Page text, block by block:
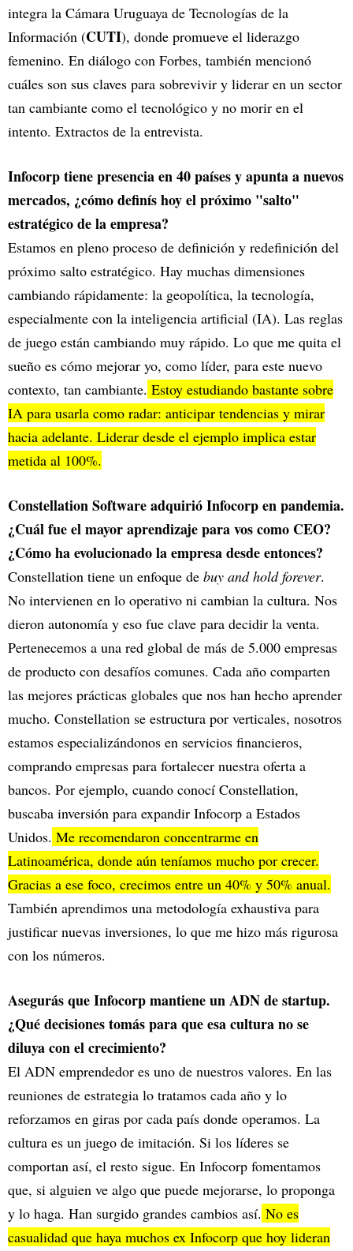
integra la Cámara Uruguaya de Tecnologías de la
Información (CUTI), donde promueve el liderazgo
femenino. En diálogo con Forbes, también mencionó
cuáles son sus claves para sobrevivir y liderar en un sector
tan cambiante como el tecnológico y no morir en el
intento. Extractos de la entrevista.
Infocorp tiene presencia en 40 países y apunta a nuevos
mercados, ¿cómo definís hoy el próximo "salto"
estratégico de la empresa?
Estamos en pleno proceso de definición y redefinición del
próximo salto estratégico. Hay muchas dimensiones
cambiando rápidamente: la geopolítica, la tecnología,
especialmente con la inteligencia artificial (IA). Las reglas
de juego están cambiando muy rápido. Lo que me quita el
sueño es cómo mejorar yo, como líder, para este nuevo
contexto, tan cambiante. Estoy estudiando bastante sobre
IA para usarla como radar: anticipar tendencias y mirar
hacia adelante. Liderar desde el ejemplo implica estar
metida al 100%.
Constellation Software adquirió Infocorp en pandemia.
¿Cuál fue el mayor aprendizaje para vos como CEO?
¿Cómo ha evolucionado la empresa desde entonces?
Constellation tiene un enfoque de buy and hold forever.
No intervienen en lo operativo ni cambian la cultura. Nos
dieron autonomía y eso fue clave para decidir la venta.
Pertenecemos a una red global de más de 5.000 empresas
de producto con desafíos comunes. Cada año comparten
las mejores prácticas globales que nos han hecho aprender
mucho. Constellation se estructura por verticales, nosotros
estamos especializándonos en servicios financieros,
comprando empresas para fortalecer nuestra oferta a
bancos. Por ejemplo, cuando conocí Constellation,
buscaba inversión para expandir Infocorp a Estados
Unidos. Me recomendaron concentrarme en
Latinoamérica, donde aún teníamos mucho por crecer.
Gracias a ese foco, crecimos entre un 40% y 50% anual.
También aprendimos una metodología exhaustiva para
justificar nuevas inversiones, lo que me hizo más rigurosa
con los números.
Asegurás que Infocorp mantiene un ADN de startup.
¿Qué decisiones tomás para que esa cultura no se
diluya con el crecimiento?
El ADN emprendedor es uno de nuestros valores. En las
reuniones de estrategia lo tratamos cada año y lo
reforzamos en giras por cada país donde operamos. La
cultura es un juego de imitación. Si los líderes se
comportan así, el resto sigue. En Infocorp fomentamos
que, si alguien ve algo que puede mejorarse, lo proponga
y lo haga. Han surgido grandes cambios así. No es
casualidad que haya muchos ex Infocorp que hoy lideran